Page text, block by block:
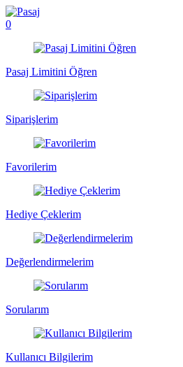
0
Pasaj Limitini Öğren
Siparişlerim
Favorilerim
Hediye Çeklerim
Değerlendirmelerim
Sorularım
Kullanıcı Bilgilerim